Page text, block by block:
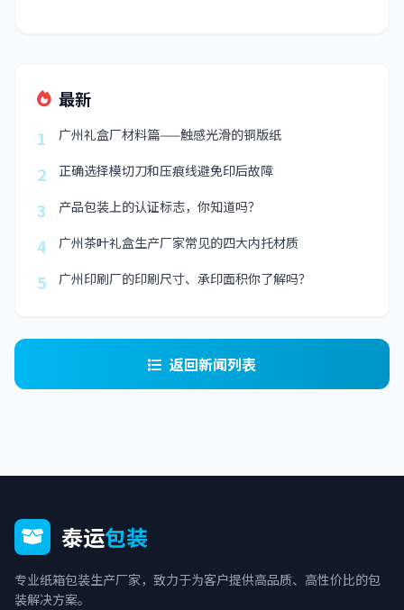
最新
1
广州礼盒厂材料篇——触感光滑的铜版纸
2 正确选择模切刀和压痕线避免印后故障
3 产品包装上的认证标志，你知道吗？
4 广州茶叶礼盒生产厂家常见的四大内托材质
5 广州印刷厂的印刷尺寸、承印面积你了解吗？
返回新闻列表
泰运包装
专业纸箱包装生产厂家，致力于为客户提供高品质、高性价比的包
装解决方案。